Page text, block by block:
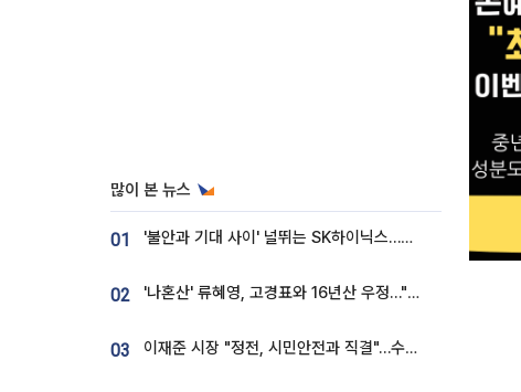
많이 본 뉴스
01 '불안과 기대 사이' 널뛰는 SK하이닉스…증권가 "HBM4·LTA 기반 펀터멘털 견고"
02 '나혼산' 류혜영, 고경표와 16년산 우정…"자취방서 부모님과 마주쳐"
03 이재준 시장 "정전, 시민안전과 직결"…수원시 비상대응체계 가동